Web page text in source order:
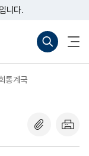
니다.
통계국